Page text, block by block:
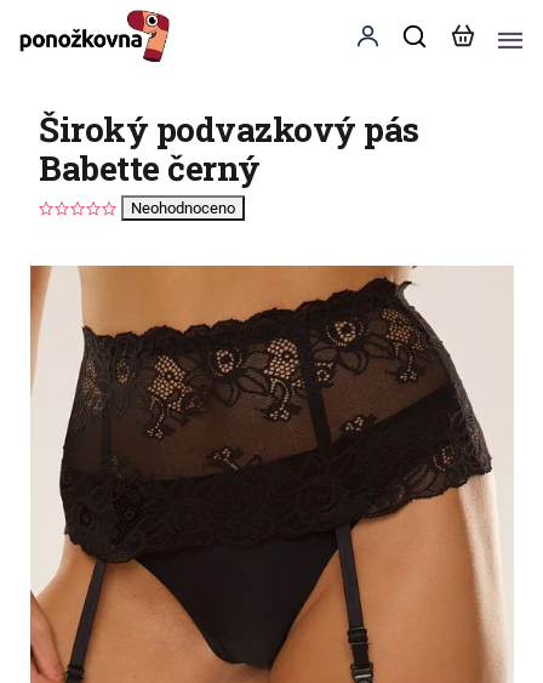
Široký podvazkový pás
Babette černý
Neohodnoceno